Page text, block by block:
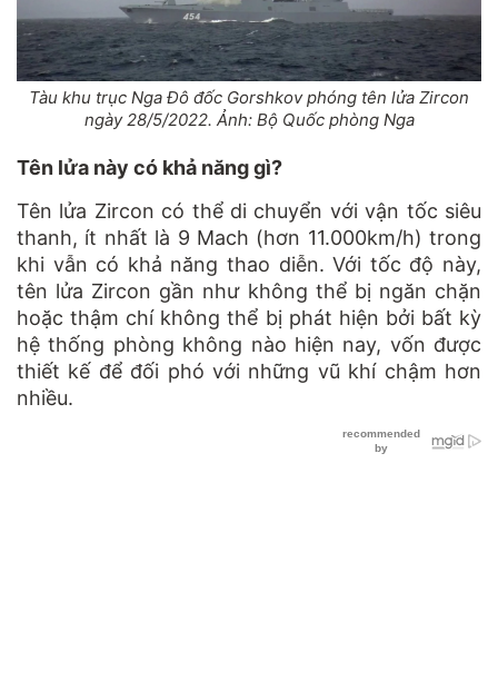
Tàu khu trục Nga Đô đốc Gorshkov phóng tên lửa Zircon
ngày 28/5/2022. Ảnh: Bộ Quốc phòng Nga
Tên lửa này có khả năng gì?
Tên lửa Zircon có thể di chuyển với vận tốc siêu
thanh, ít nhất là 9 Mach (hơn 11.000km/h) trong
khi vẫn có khả năng thao diễn. Với tốc độ này,
tên lửa Zircon gần như không thể bị ngăn chặn
hoặc thậm chí không thể bị phát hiện bởi bất kỳ
hệ thống phòng không nào hiện nay, vốn được
thiết kế để đối phó với những vũ khí chậm hơn
nhiều.